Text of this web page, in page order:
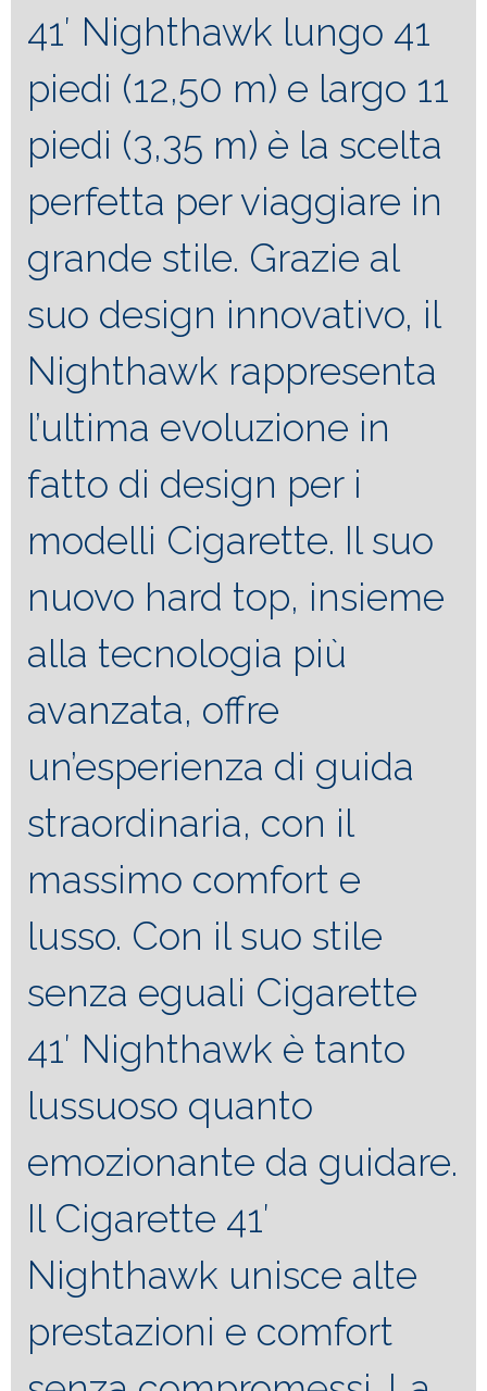
41′ Nighthawk lungo 41
piedi (12,50 m) e largo 11
piedi (3,35 m) è la scelta
perfetta per viaggiare in
grande stile. Grazie al
suo design innovativo, il
Nighthawk rappresenta
l’ultima evoluzione in
fatto di design per i
modelli Cigarette. Il suo
nuovo hard top, insieme
alla tecnologia più
avanzata, offre
un’esperienza di guida
straordinaria, con il
massimo comfort e
lusso. Con il suo stile
senza eguali Cigarette
41′ Nighthawk è tanto
lussuoso quanto
emozionante da guidare.
Il Cigarette 41′
Nighthawk unisce alte
prestazioni e comfort